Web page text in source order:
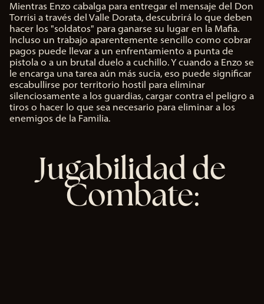
A
c
c
e
p
t
&
P
l
a
Al
hac
er
Mientras Enzo cabalga para entregar el mensaje del Don
Torrisi a través del Valle Dorata, descubrirá lo que deben
hacer los "soldatos" para ganarse su lugar en la Mafia.
Incluso un trabajo aparentemente sencillo como cobrar
pagos puede llevar a un enfrentamiento a punta de
pistola o a un brutal duelo a cuchillo. Y cuando a Enzo se
le encarga una tarea aún más sucia, eso puede significar
escabullirse por territorio hostil para eliminar
silenciosamente a los guardias, cargar contra el peligro a
tiros o hacer lo que sea necesario para eliminar a los
enemigos de la Familia.
Jugabilidad de
Combate: